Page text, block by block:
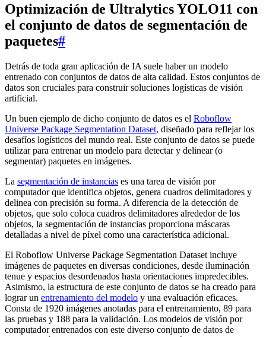
Optimización de Ultralytics YOLO11 con
el conjunto de datos de segmentación de
paquetes#
Detrás de toda gran aplicación de IA suele haber un modelo
entrenado con conjuntos de datos de alta calidad. Estos conjuntos de
datos son cruciales para construir soluciones logísticas de visión
artificial.
Un buen ejemplo de dicho conjunto de datos es el Roboflow
Universe Package Segmentation Dataset, diseñado para reflejar los
desafíos logísticos del mundo real. Este conjunto de datos se puede
utilizar para entrenar un modelo para detectar y delinear (o
segmentar) paquetes en imágenes.
La segmentación de instancias es una tarea de visión por
computador que identifica objetos, genera cuadros delimitadores y
delinea con precisión su forma. A diferencia de la detección de
objetos, que solo coloca cuadros delimitadores alrededor de los
objetos, la segmentación de instancias proporciona máscaras
detalladas a nivel de píxel como una característica adicional.
El Roboflow Universe Package Segmentation Dataset incluye
imágenes de paquetes en diversas condiciones, desde iluminación
tenue y espacios desordenados hasta orientaciones impredecibles.
Asimismo, la estructura de este conjunto de datos se ha creado para
lograr un entrenamiento del modelo y una evaluación eficaces.
Consta de 1920 imágenes anotadas para el entrenamiento, 89 para
las pruebas y 188 para la validación. Los modelos de visión por
computador entrenados con este diverso conjunto de datos de